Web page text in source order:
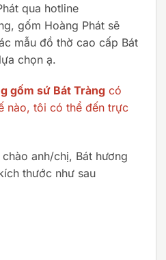
qua hotline
gốm Hoàng Phát sẽ
mẫu đồ thờ cao cấp Bát
chọn ạ.
gốm sứ Bát Tràng có
nào, tôi có thể đến trực
chào anh/chị, Bát hương
thước như sau